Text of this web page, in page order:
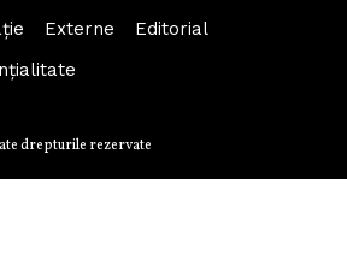
Externe
Editorial
drepturile rezervate